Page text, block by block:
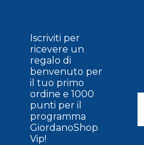
Iscriviti per
ricevere un
regalo di
benvenuto per
il tuo primo
ordine e 1000
punti per il
programma
GiordanoShop
Vip!